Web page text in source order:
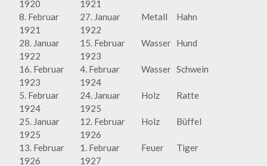
1920
1921
8. Februar
1921
27. Januar
1922
Metall Hahn
28. Januar
1922
15. Februar
1923
Wasser Hund
16. Februar
1923
4. Februar
1924
Wasser Schwein
5. Februar
1924
24. Januar
1925
Holz Ratte
25. Januar
1925
12. Februar
1926
Holz Büffel
13. Februar
1926
1. Februar
1927
Feuer Tiger